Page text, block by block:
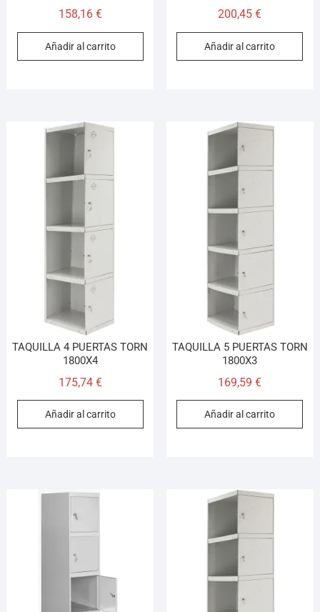
158,16 €
Añadir al carrito
200,45€
Añadir al carrito
TAQUILLA 4 PUERTAS TORN
1800X4
175,74 €
Añadir al carrito
TAQUILLA 5 PUERTAS TORN
1800X3
169,59€
Añadir al carrito